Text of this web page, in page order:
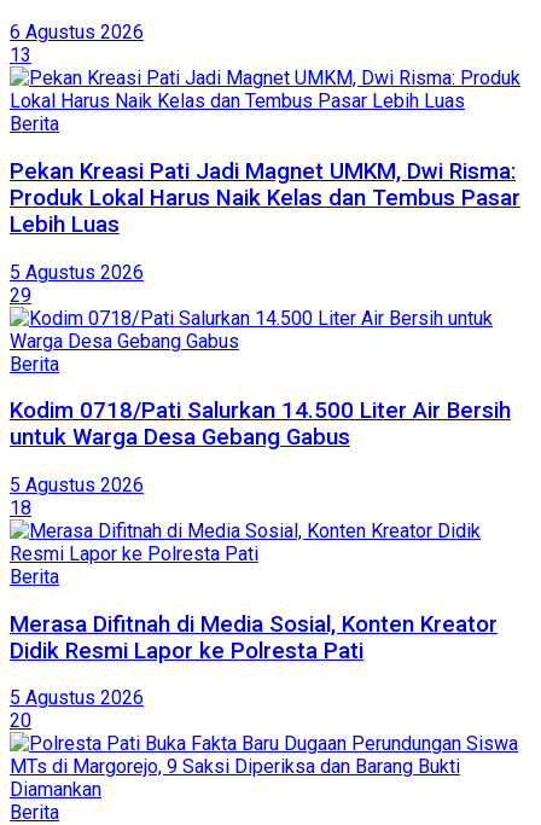
6 Agustus 2026
13
Berita
Pekan Kreasi Pati Jadi Magnet UMKM, Dwi Risma:
Produk Lokal Harus Naik Kelas dan Tembus Pasar
Lebih Luas
5 Agustus 2026
29
Berita
Kodim 0718/Pati Salurkan 14.500 Liter Air Bersih
untuk Warga Desa Gebang Gabus
5 Agustus 2026
18
Berita
Merasa Difitnah di Media Sosial, Konten Kreator
Didik Resmi Lapor ke Polresta Pati
5 Agustus 2026
20
Berita